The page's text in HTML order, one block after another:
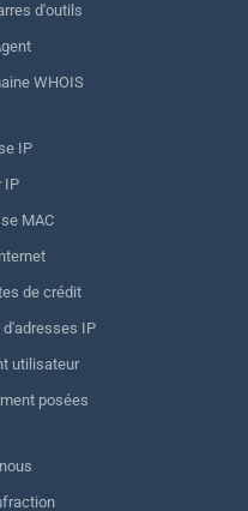
d'outils
WHOIS
IP
IP
MAC
de crédit
d'adresses IP
utilisateur
posées